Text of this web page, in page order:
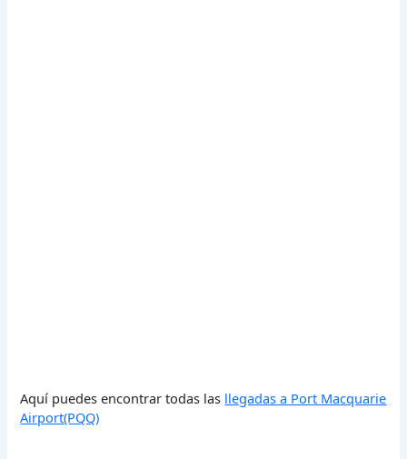
Aquí puedes encontrar todas las llegadas a Port Macquarie
Airport(PQQ)